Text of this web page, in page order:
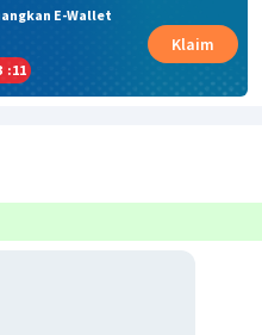
E-Wallet
:11
Klaim